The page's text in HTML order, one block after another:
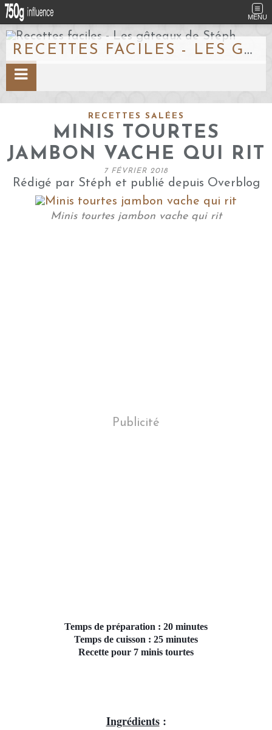
MENU
RECETTES FACILES - LES GÂTEAUX DE STÉPH
RECETTES SALÉES
MINIS TOURTES
JAMBON VACHE QUI RIT
7 FÉVRIER 2018
Rédigé par Stéph et publié depuis Overblog
Minis tourtes jambon vache qui rit
Publicité
Temps de préparation : 20 minutes
Temps de cuisson : 25 minutes
Recette pour 7 minis tourtes
Ingrédients: